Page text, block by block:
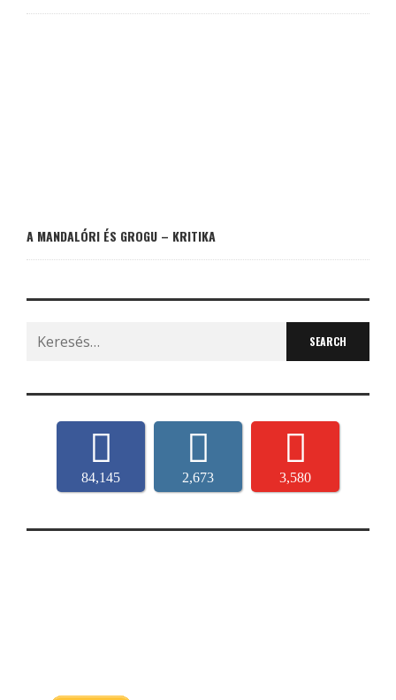
A MANDALÓRI ÉS GROGU – KRITIKA
Search
for:
84,145 2,673 3,580